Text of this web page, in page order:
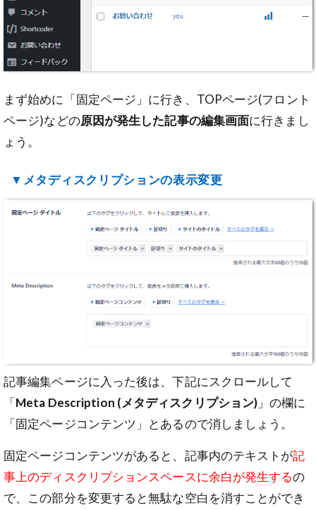
まず始めに「固定ページ」に行き、TOPページ(フロント
ページ)などの原因が発生した記事の編集画面に行きまし
ょう。
▼メタディスクリプションの表示変更
記事編集ページに入った後は、下記にスクロールして
「Meta Description (メタディスクリプション) 」の欄に
「固定ページコンテンツ」とあるので消しましょう。
固定ページコンテンツがあると、記事内のテキストが記
事上のディスクリプションスペースに余白が発生するの
で、この部分を変更すると無駄な空白を消すことができ